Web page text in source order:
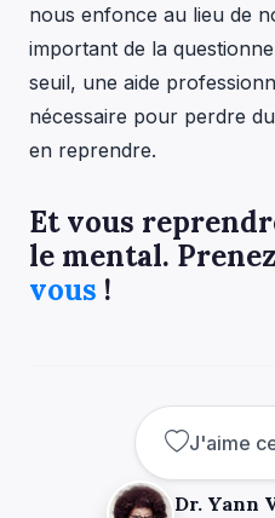
nous enfonce au lieu de
important de la
seuil, une aide
nécessaire pour perdre
en reprendre.
Et vous
le mental.
vous !
J'aime
Dr. Yann